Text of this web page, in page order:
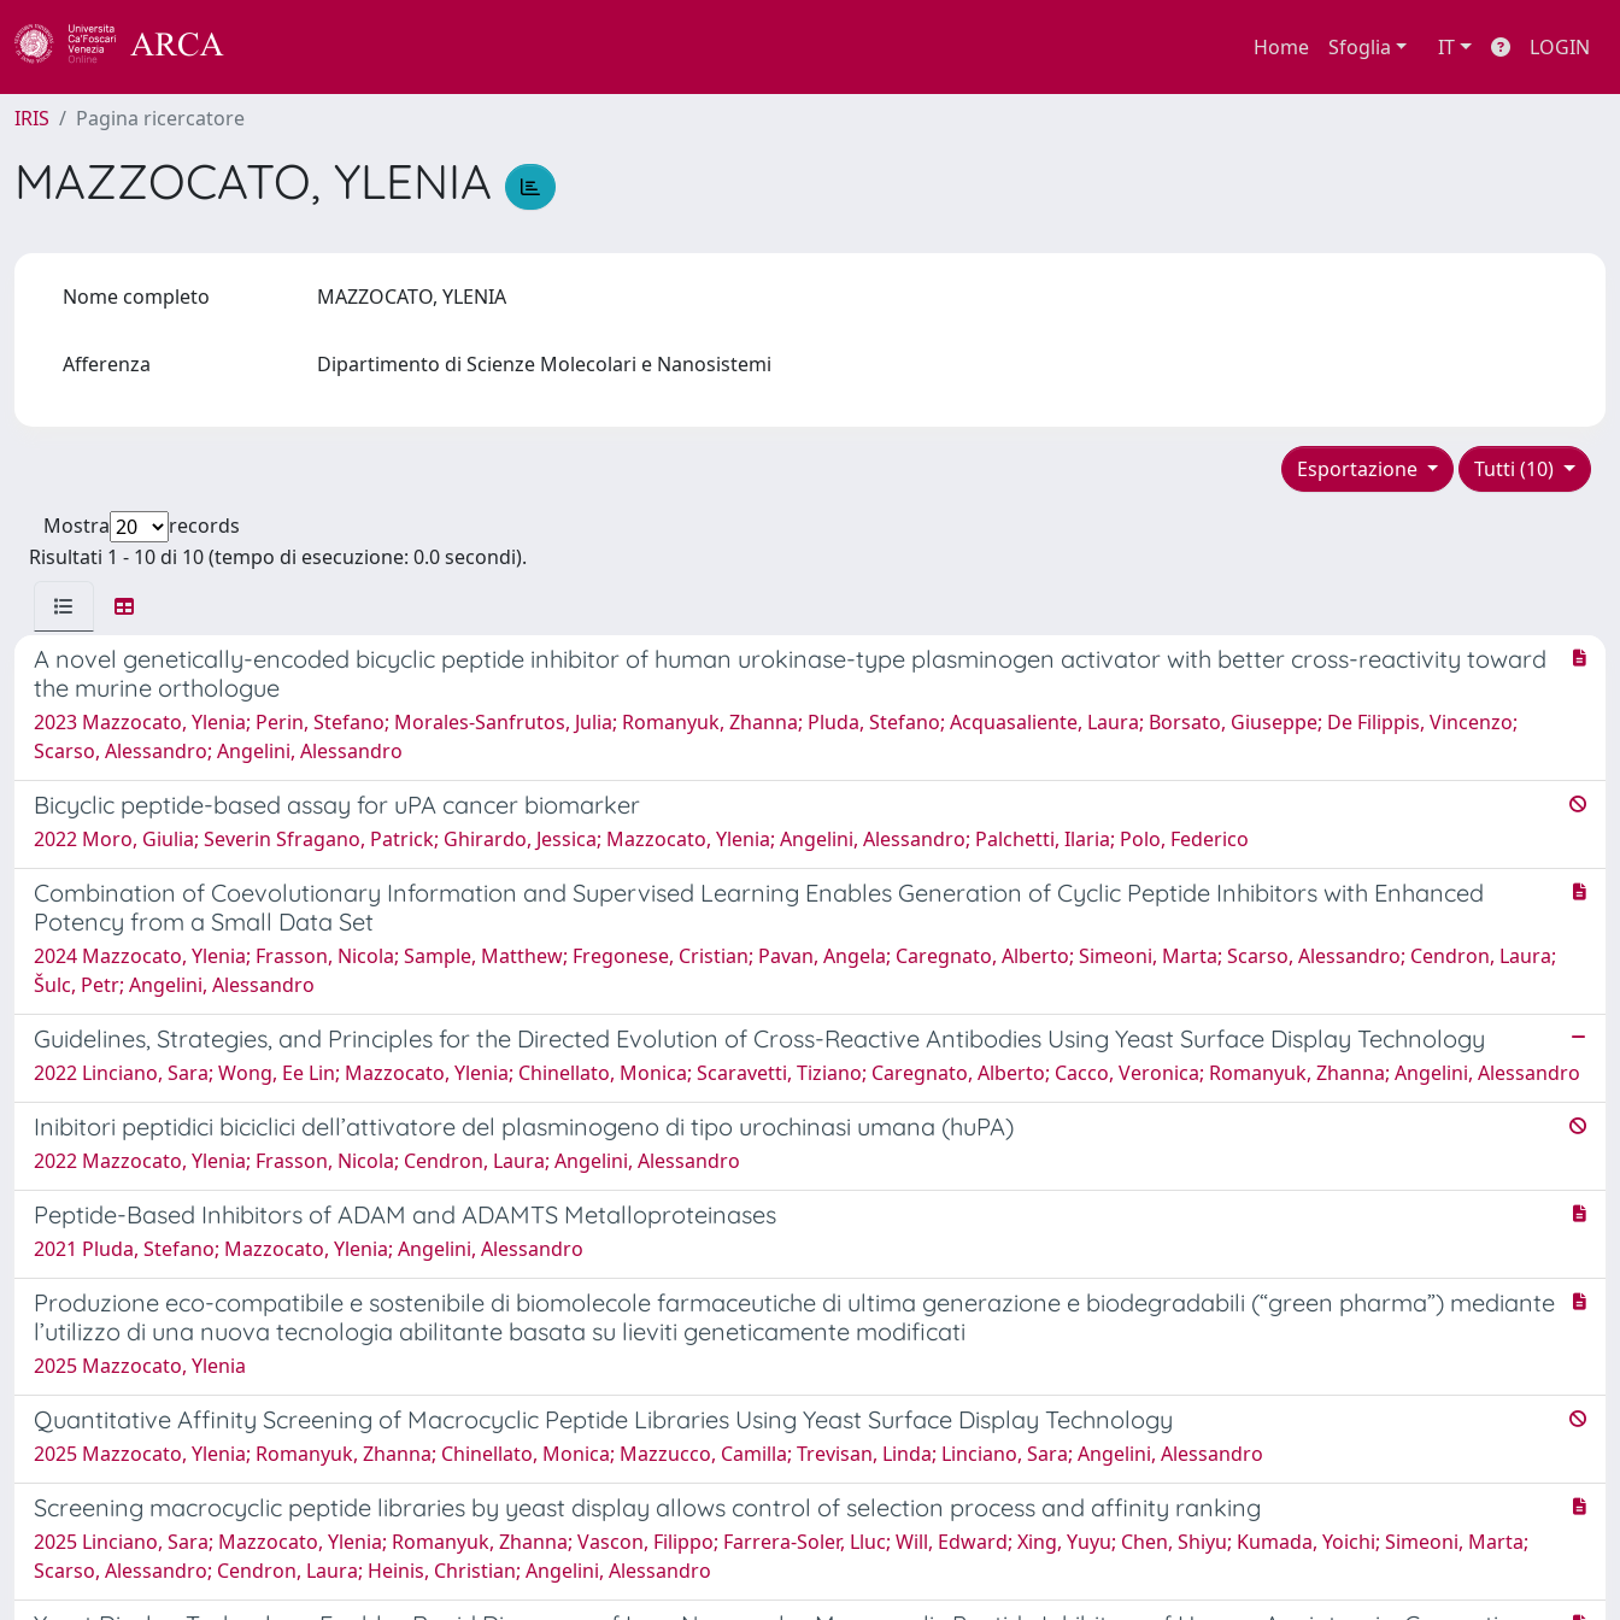
Home Sfoglia IT LOGIN
IRIS Pagina ricercatore
MAZZOCATO, YLENIA
Nome completo MAZZOCATO, YLENIA
Afferenza Dipartimento di Scienze Molecolari e Nanosistemi
Tutti (10)
Esportazione
Mostra
records
Risultati 1 - 10 di 10 (tempo di esecuzione: 0.0 secondi).
A novel genetically-encoded bicyclic peptide inhibitor of human urokinase-type plasminogen activator with better cross-reactivity toward
the murine orthologue
2023 Mazzocato, Ylenia; Perin, Stefano; Morales-Sanfrutos, Julia; Romanyuk, Zhanna; Pluda, Stefano; Acquasaliente, Laura; Borsato, Giuseppe; De Filippis, Vincenzo;
Scarso, Alessandro; Angelini, Alessandro
Bicyclic peptide-based assay for uPA cancer biomarker
2022 Moro, Giulia; Severin Sfragano, Patrick; Ghirardo, Jessica; Mazzocato, Ylenia; Angelini, Alessandro; Palchetti, Ilaria; Polo, Federico
Combination of Coevolutionary Information and Supervised Learning Enables Generation of Cyclic Peptide Inhibitors with Enhanced
Potency from a Small Data Set
2024 Mazzocato, Ylenia; Frasson, Nicola; Sample, Matthew; Fregonese, Cristian; Pavan, Angela; Caregnato, Alberto; Simeoni, Marta; Scarso, Alessandro; Cendron, Laura;
Šulc, Petr; Angelini, Alessandro
Guidelines, Strategies, and Principles for the Directed Evolution of Cross-Reactive Antibodies Using Yeast Surface Display Technology
2022 Linciano, Sara; Wong, Ee Lin; Mazzocato, Ylenia; Chinellato, Monica; Scaravetti, Tiziano; Caregnato, Alberto; Cacco, Veronica; Romanyuk, Zhanna; Angelini, Alessandro
Inibitori peptidici biciclici dell’attivatore del plasminogeno di tipo urochinasi umana (huPA)
2022 Mazzocato, Ylenia; Frasson, Nicola; Cendron, Laura; Angelini, Alessandro
Peptide-Based Inhibitors of ADAM and ADAMTS Metalloproteinases
2021 Pluda, Stefano; Mazzocato, Ylenia; Angelini, Alessandro
Produzione eco-compatibile e sostenibile di biomolecole farmaceutiche di ultima generazione e biodegradabili (“green pharma”) mediante
l’utilizzo di una nuova tecnologia abilitante basata su lieviti geneticamente modificati
2025 Mazzocato, Ylenia
Quantitative Affinity Screening of Macrocyclic Peptide Libraries Using Yeast Surface Display Technology
2025 Mazzocato, Ylenia; Romanyuk, Zhanna; Chinellato, Monica; Mazzucco, Camilla; Trevisan, Linda; Linciano, Sara; Angelini, Alessandro
Screening macrocyclic peptide libraries by yeast display allows control of selection process and affinity ranking
2025 Linciano, Sara; Mazzocato, Ylenia; Romanyuk, Zhanna; Vascon, Filippo; Farrera-Soler, Lluc; Will, Edward; Xing, Yuyu; Chen, Shiyu; Kumada, Yoichi; Simeoni, Marta;
Scarso, Alessandro; Cendron, Laura; Heinis, Christian; Angelini, Alessandro